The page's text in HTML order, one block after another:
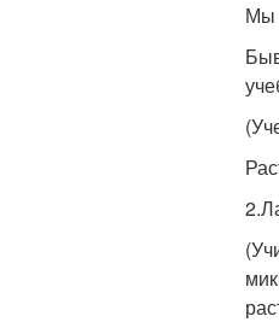
Мы